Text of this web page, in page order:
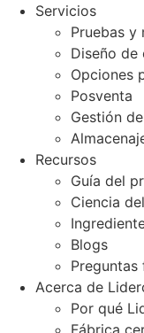
Servicios
Pruebas
Diseño de
Opciones
Posventa
Gestión
Recursos
Guía del
Ciencia
Blogs
Preguntas
Acerca de
Por qué